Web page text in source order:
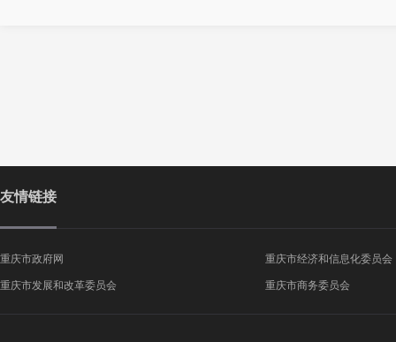
友情链接
重庆市政府网
重庆市经济和信息化委员会
重庆市发展和改革委员会
重庆市商务委员会